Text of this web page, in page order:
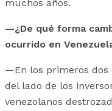
muchos años.
—¿De qué forma
ocurrido en
—En los primeros dos
del lado de los
venezolanos